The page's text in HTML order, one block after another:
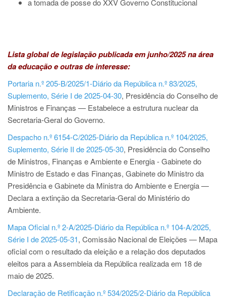
a tomada de posse do XXV Governo Constitucional
Lista global de legislação publicada em junho/2025 na área
da educação e outras de interesse:
Portaria n.º 205-B/2025/1-Diário da República n.º 83/2025,
Suplemento, Série I de 2025-04-30, Presidência do Conselho de
Ministros e Finanças — Estabelece a estrutura nuclear da
Secretaria-Geral do Governo.
Despacho n.º 6154-C/2025-Diário da República n.º 104/2025,
Suplemento, Série II de 2025-05-30, Presidência do Conselho
de Ministros, Finanças e Ambiente e Energia - Gabinete do
Ministro de Estado e das Finanças, Gabinete do Ministro da
Presidência e Gabinete da Ministra do Ambiente e Energia —
Declara a extinção da Secretaria-Geral do Ministério do
Ambiente.
Mapa Oficial n.º 2-A/2025-Diário da República n.º 104-A/2025,
Série I de 2025-05-31, Comissão Nacional de Eleições — Mapa
oficial com o resultado da eleição e a relação dos deputados
eleitos para a Assembleia da República realizada em 18 de
maio de 2025.
Declaração de Retificação n.º 534/2025/2-Diário da República